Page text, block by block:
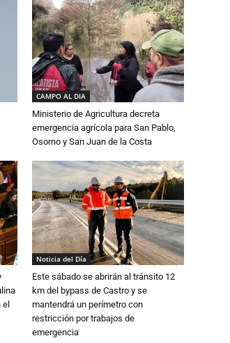
CAMPO AL DIA
Ministerio de Agricultura decreta
emergencia agrícola para San Pablo,
Osorno y San Juan de la Costa
Noticia del Día
Este sábado se abrirán al tránsito 12
km del bypass de Castro y se
mantendrá un perímetro con
restricción por trabajos de
emergencia